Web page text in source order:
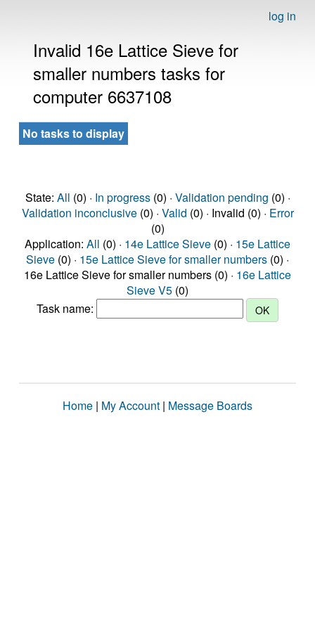
log in
Invalid 16e Lattice Sieve for
smaller numbers tasks for
computer 6637108
No tasks to display
State: All (0) · In progress(0) · Validation pending (0) ·
Validation inconclusive(0) · Valid (0) · Invalid (0) · Error
(0)
Application: All (0) · 14e Lattice Sieve (0) · 15e Lattice
Sieve (0) · 15e Lattice Sieve for smaller numbers (0) ·
16e Lattice Sieve for smaller numbers (0) · 16e Lattice
Sieve V5 (0)
Task name:
Home | My Account | Message Boards